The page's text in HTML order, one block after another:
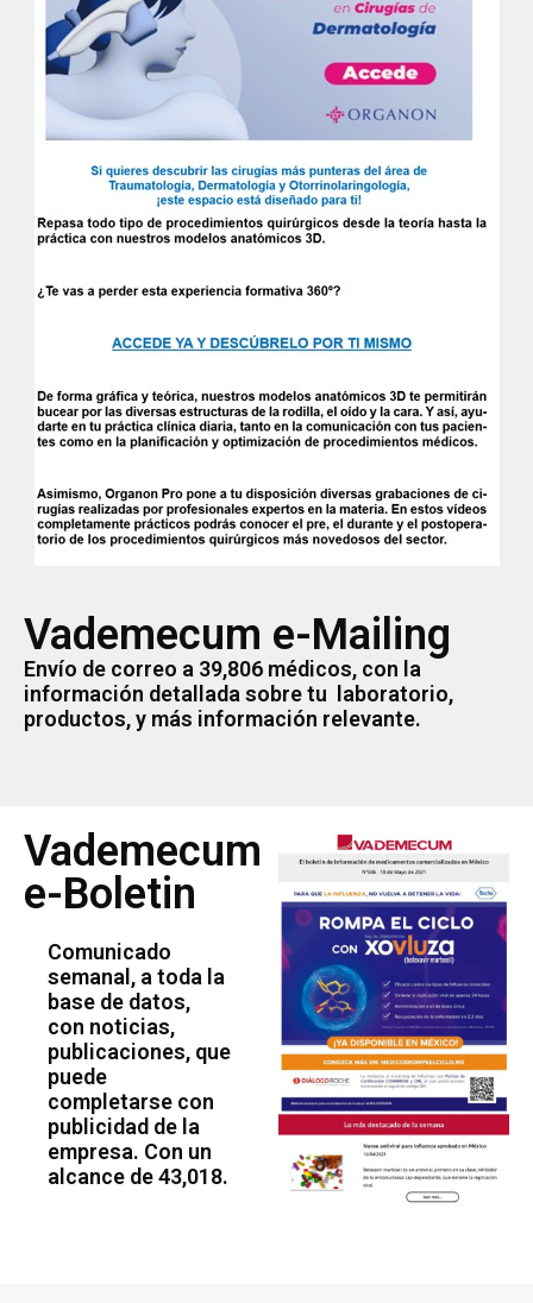
Vademecum e-Mailing
Envío de correo a 39,806 médicos, con la
información detallada sobre tu laboratorio,
productos, y más información relevante.
Vademecum
e-Boletin
Comunicado
semanal, a toda la
base de datos,
con noticias,
publicaciones, que
puede
completarse con
publicidad de la
empresa. Con un
alcance de 43,018.